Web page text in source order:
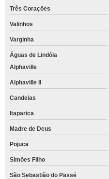
Três Corações
Valinhos
Varginha
Águas de Lindóia
Alphaville
Alphaville II
Candeias
Itaparica
Madre de Deus
Pojuca
Simões Filho
São Sebastião do Passé